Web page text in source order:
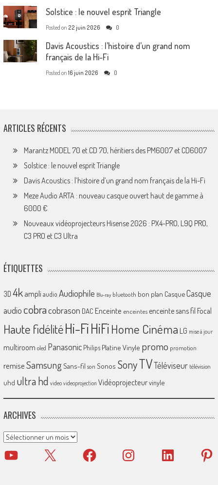
Solstice : le nouvel esprit Triangle
Posted on 22 juin 2026 0
Davis Acoustics : l’histoire d’un grand nom
français de la Hi-Fi
Posted on 16 juin 2026 0
ARTICLES RÉCENTS
Marantz MODEL 70 et CD 70, héritiers des PM6007 et CD6007
Solstice : le nouvel esprit Triangle
Davis Acoustics : l’histoire d’un grand nom français de la Hi-Fi
Meze Audio ARTA : nouveau casque ouvert haut de gamme à
6000 €
Nouveaux vidéoprojecteurs Hisense 2026 : PX4-PRO, L9Q PRO,
C3 PRO et C3 Ultra
ÉTIQUETTES
3D 4k ampliaudio Audiophile Blu-ray bluetooth bon plan CasqueCasque
audio cobracobrason DAC Enceinte enceintes enceinte sans fil Focal
Haute fidélitéHi-FiHiFiHome Cinéma LG mise à jour
multiroom oled Panasonic Philips Platine Vinyle promo promotion
remiseSamsungSans-fil son Sonos SonyTVTéléviseur télévision
uhd ultra hd video videoprojection Vidéoprojecteurvinyle
ARCHIVES
Archives
YouTube X Facebook Instagram LinkedIn